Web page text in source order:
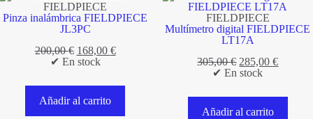
FIELDPIECE
Pinza inalámbrica FIELDPIECE
JL3PC
200,00€ El
precio
era:
200,00 €.
168,00 €El
es:
✔ En stock
Añadir al carrito
FIELDPIECE
Multímetro digital FIELDPIECE
LT17A
305,00€ El
precio
era:
305,00 €.
285,00€El
es:
✔ En stock
Añadir al carrito